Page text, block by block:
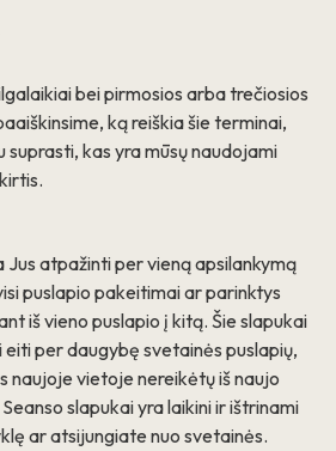
bei pirmosios arba trečiosios
ką reiškia šie terminai,
kas yra mūsų naudojami
Jus atpažinti per vieną apsilankymą
puslapio pakeitimai ar parinktys
iš vieno puslapio į kitą. Šie slapukai
per daugybę svetainės puslapių,
naujoje vietoje nereikėtų iš naujo
slapukai yra laikini ir ištrinami
ar atsijungiate nuo svetainės.